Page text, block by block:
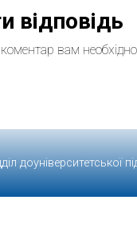
відповідь
вам необхідно